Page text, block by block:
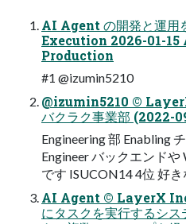
AI Agent の開発と運用
Execution 2026-01-
Production
#1 @izumin5210
@izumin5210 ©
バクラク事業部 (2022-
Engineering 部 Enabling
Engineer バックエンド
です ISUCON14 4位 好
AI Agent © LayerX
にタスクを実行するシ